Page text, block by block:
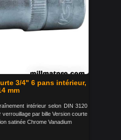
3/4" 6 pans intérieur,
mm
intérieur selon DIN 3120
par bille Version courte
satinée Chrome Vanadium